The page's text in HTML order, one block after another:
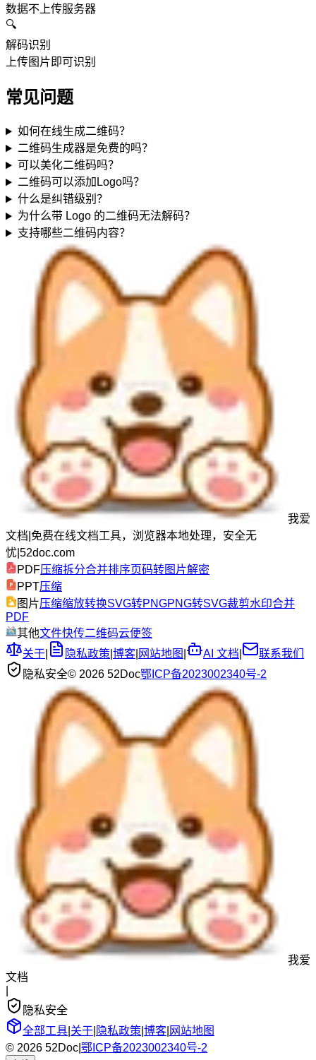
数据不上传服务器
🔍
解码识别
上传图片即可识别
常见问题
如何在线生成二维码？
二维码生成器是免费的吗？
可以美化二维码吗？
二维码可以添加Logo吗？
什么是纠错级别？
为什么带 Logo 的二维码无法解码？
支持哪些二维码内容？
我爱
文档 免费在线文档工具，浏览器本地处理，安全无
忧 52doc.com
PDF压缩拆分合并排序页码转图片解密
PPT压缩
图片压缩缩放转换SVG转PNGPNG转SVG裁剪水印合并
PDF
其他文件快传二维码云便签
关于
隐私政策 博客 网站地图 AI 文档
联系我们
隐私安全© 2026 52Doc鄂ICP备2023002340号-2
我爱
文档
隐私安全
全部工具 关于 隐私政策 博客 网站地图
© 2026 52Doc 鄂ICP备2023002340号-2